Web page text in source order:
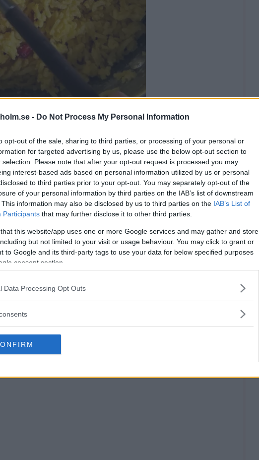
- Do Not Process My Personal Information
opt-out of the sale, sharing to third parties, or processing of your personal or
for targeted advertising by us, please use the below opt-out section to
selection. Please note that after your opt-out request is processed you may
interest-based ads based on personal information utilized by us or personal
to third parties prior to your opt-out. You may separately opt-out of the
of your personal information by third parties on the IAB’s list of downstream
information may also be disclosed by us to third parties on the IAB’s List of
Participants that may further disclose it to other third parties.
this website/app uses one or more Google services and may gather and store
but not limited to your visit or usage behaviour. You may click to grant or
to Google and its third-party tags to use your data for below specified purposes
consent section.
Data Processing Opt Outs